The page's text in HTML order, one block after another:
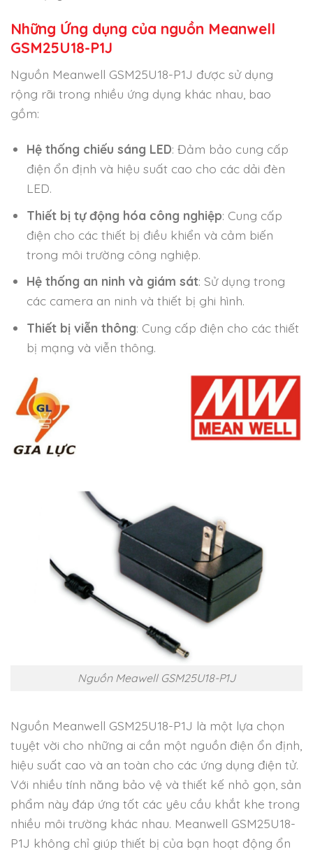
Những Ứng dụng của nguồn Meanwell
GSM25U18-P1J
Nguồn Meanwell GSM25U18-P1J được sử dụng
rộng rãi trong nhiều ứng dụng khác nhau, bao
gồm:
Hệ thống chiếu sáng LED: Đảm bảo cung cấp
điện ổn định và hiệu suất cao cho các dải đèn
LED.
Thiết bị tự động hóa công nghiệp: Cung cấp
điện cho các thiết bị điều khiển và cảm biến
trong môi trường công nghiệp.
Hệ thống an ninh và giám sát: Sử dụng trong
các camera an ninh và thiết bị ghi hình.
Thiết bị viễn thông: Cung cấp điện cho các thiết
bị mạng và viễn thông.
Nguồn Meawell GSM25U18-P1J
Nguồn Meanwell GSM25U18-P1J là một lựa chọn
tuyệt vời cho những ai cần một nguồn điện ổn định,
hiệu suất cao và an toàn cho các ứng dụng điện tử.
Với nhiều tính năng bảo vệ và thiết kế nhỏ gọn, sản
phẩm này đáp ứng tốt các yêu cầu khắt khe trong
nhiều môi trường khác nhau. Meanwell GSM25U18-
P1J không chỉ giúp thiết bị của bạn hoạt động ổn